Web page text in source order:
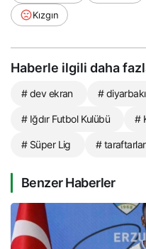
Kızgın
Haberle ilgili daha
# dev ekran #
# Iğdır Futbol Kulübü #
# Süper Lig # taraftarlar
Benzer Haberler